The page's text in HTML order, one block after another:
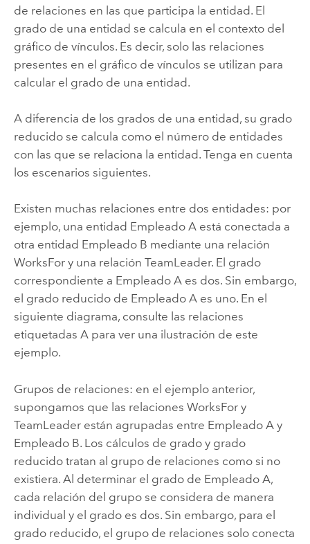
de relaciones en las que participa la entidad. El
grado de una entidad se calcula en el contexto del
gráfico de vínculos. Es decir, solo las relaciones
presentes en el gráfico de vínculos se utilizan para
calcular el grado de una entidad.
A diferencia de los grados de una entidad, su grado
reducido se calcula como el número de entidades
con las que se relaciona la entidad. Tenga en cuenta
los escenarios siguientes.
Existen muchas relaciones entre dos entidades: por
ejemplo, una entidad Empleado A está conectada a
otra entidad Empleado B mediante una relación
WorksFor y una relación TeamLeader. El grado
correspondiente a Empleado A es dos. Sin embargo,
el grado reducido de Empleado A es uno. En el
siguiente diagrama, consulte las relaciones
etiquetadas A para ver una ilustración de este
ejemplo.
Grupos de relaciones: en el ejemplo anterior,
supongamos que las relaciones WorksFor y
TeamLeader están agrupadas entre Empleado A y
Empleado B. Los cálculos de grado y grado
reducido tratan al grupo de relaciones como si no
existiera. Al determinar el grado de Empleado A,
cada relación del grupo se considera de manera
individual y el grado es dos. Sin embargo, para el
grado reducido, el grupo de relaciones solo conecta